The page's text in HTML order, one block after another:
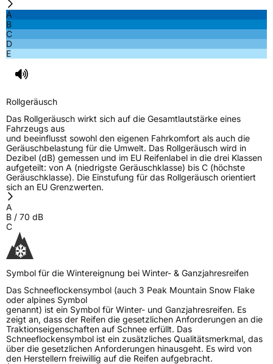
A
B
C
D
E
Rollgeräusch
Das Rollgeräusch wirkt sich auf die Gesamtlautstärke eines
Fahrzeugs aus
und beeinflusst sowohl den eigenen Fahrkomfort als auch die
Geräuschbelastung für die Umwelt. Das Rollgeräusch wird in
Dezibel (dB) gemessen und im EU Reifenlabel in die drei Klassen
aufgeteilt: von A (niedrigste Geräuschklasse) bis C (höchste
Geräuschklasse). Die Einstufung für das Rollgeräusch orientiert
sich an EU Grenzwerten.
A
B / 70 dB
C
Symbol für die Wintereignung bei Winter- & Ganzjahresreifen
Das Schneeflockensymbol (auch 3 Peak Mountain Snow Flake
oder alpines Symbol
genannt) ist ein Symbol für Winter- und Ganzjahresreifen. Es
zeigt an, dass der Reifen die gesetzlichen Anforderungen an die
Traktionseigenschaften auf Schnee erfüllt. Das
Schneeflockensymbol ist ein zusätzliches Qualitätsmerkmal, das
über die gesetzlichen Anforderungen hinausgeht. Es wird von
den Herstellern freiwillig auf die Reifen aufgebracht.